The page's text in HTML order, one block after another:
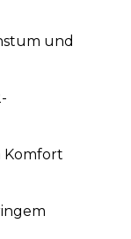
und
Komfort